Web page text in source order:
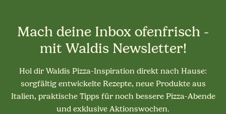
Mach deine Inbox ofenfrisch -
mit Waldis Newsletter!
Hol dir Waldis Pizza-Inspiration direkt nach Hause:
sorgfältig entwickelte Rezepte, neue Produkte aus
Italien, praktische Tipps für noch bessere Pizza-Abende
und exklusive Aktionswochen.